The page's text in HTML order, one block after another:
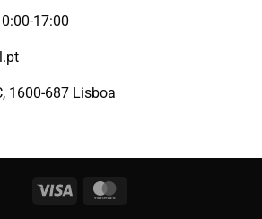
17:00
1600-687 Lisboa
Visa